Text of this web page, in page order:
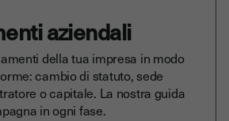
aziendali
della tua impresa in modo
cambio di statuto, sede
o capitale. La nostra guida
in ogni fase.